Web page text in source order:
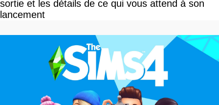
sortie et les détails de ce qui vous attend à son
lancement